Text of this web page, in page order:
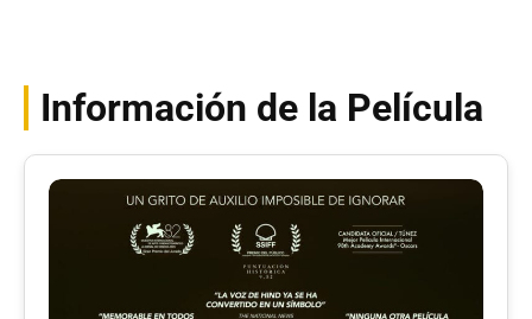
Información de la Película